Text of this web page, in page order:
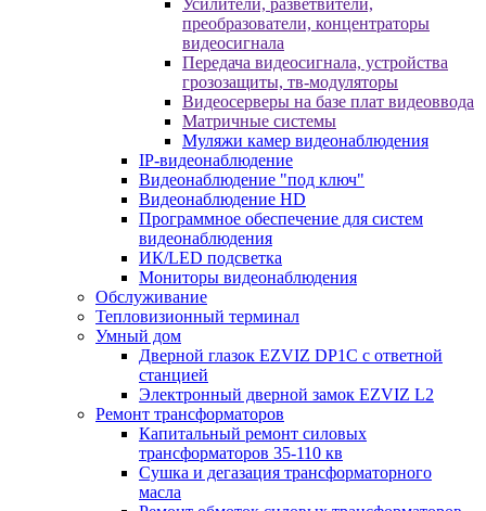
преобразователи, концентраторы
видеосигнала
Передача видеосигнала, устройства
грозозащиты, тв-модуляторы
Видеосерверы на базе плат видеоввода
Матричные системы
Муляжи камер видеонаблюдения
IP-видеонаблюдение
Видеонаблюдение "под ключ"
Видеонаблюдение HD
Программное обеспечение для систем
видеонаблюдения
ИК/LED подсветка
Мониторы видеонаблюдения
Обслуживание
Тепловизионный терминал
Умный дом
Дверной глазок EZVIZ DP1C с ответной
станцией
Электронный дверной замок EZVIZ L2
Ремонт трансформаторов
Капитальный ремонт силовых
трансформаторов 35-110 кв
Сушка и дегазация трансформаторного
масла